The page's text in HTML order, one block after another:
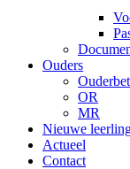
Ouders
OR
MR
Nieuwe
Actueel
Contact